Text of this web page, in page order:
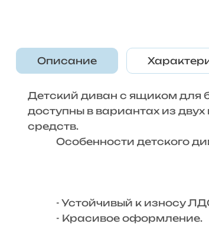
Описание
Детский диван с ящиком для
доступны в вариантах из
средств.
Особенности детского
- Устойчивый к износу
- Красивое оформление.